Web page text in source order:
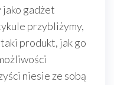
jako gadżet
przybliżymy,
produkt, jak go
niesie ze sobą